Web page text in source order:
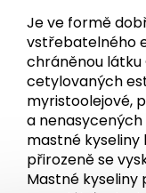
Je ve formě
vstřebatelného
chráněnou látku
cetylovaných
myristoolejové,
a
mastné
přirozeně se
Mastné kyseliny